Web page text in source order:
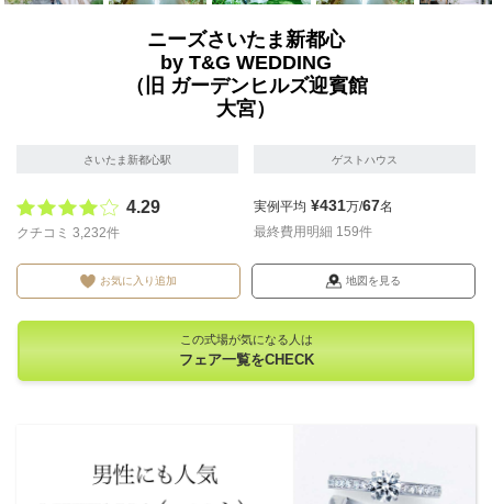
ニーズさいたま新都心
by T&G WEDDING
（旧 ガーデンヒルズ迎賓館
大宮）
さいたま新都心駅 ゲストハウス
4.29
クチコミ 3,232件
実例平均 ¥431万/67名
最終費用明細 159件
お気に入り追加 地図を見る
この式場が気になる人は
フェア一覧をCHECK